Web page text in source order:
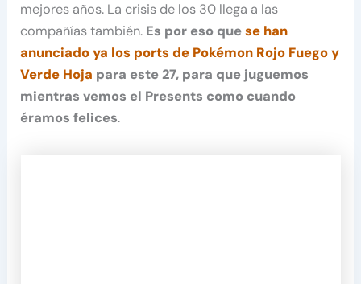
mejores años. La crisis de los 30 llega a las
compañías también. Es por eso quese han
anunciado ya los ports de Pokémon Rojo Fuego y
Verde Hoja para este 27, para que juguemos
mientras vemos el Presents como cuando
éramos felices.